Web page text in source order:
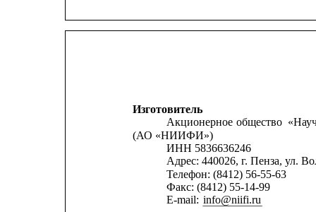
Изготовитель
Акционерное общество
(АО «НИИФИ»)
ИНН 5836636246
Адрес: 440026, г. Пенза, ул.
Телефон: (8412) 56-55-63
Факс: (8412) 55-14-99
Е-mail: info@niifi.ru